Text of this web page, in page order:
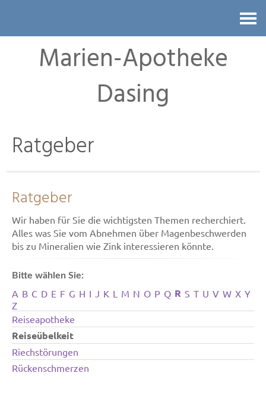
Marien-Apotheke
Dasing
Ratgeber
Ratgeber
Wir haben für Sie die wichtigsten Themen recherchiert.
Alles was Sie vom Abnehmen über Magenbeschwerden
bis zu Mineralien wie Zink interessieren könnte.
Bitte wählen Sie:
A B C D E F G H I J K L M N O P Q R S T U V W X Y
Z
Reiseapotheke
Reiseübelkeit
Riechstörungen
Rückenschmerzen